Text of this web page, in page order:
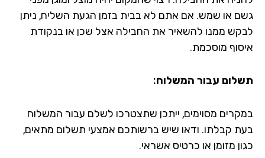
או שמש. אם אתם לא בבית בזמן הגעת השליח, ניתן
ממנו להשאיר את החבילה אצל שכן או בנקודת
מוסכמת.
עבור המשלוח:
מסוימים, ייתכן שתצטרכו לשלם עבור המשלוח
קבלתו. ודאו שיש ברשותכם אמצעי תשלום מתאים,
מזומן או כרטיס אשראי.